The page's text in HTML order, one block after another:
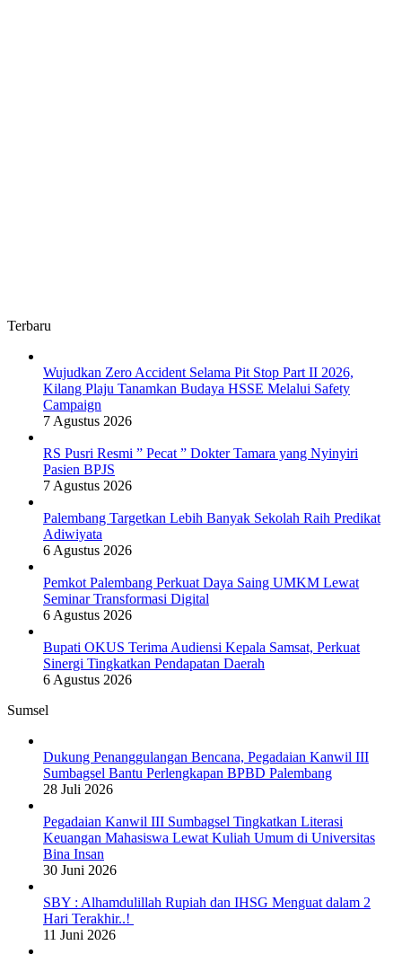
Terbaru
Wujudkan Zero Accident Selama Pit Stop Part II 2026,
Kilang Plaju Tanamkan Budaya HSSE Melalui Safety
Campaign
7 Agustus 2026
RS Pusri Resmi ” Pecat ” Dokter Tamara yang Nyinyiri
Pasien BPJS
7 Agustus 2026
Palembang Targetkan Lebih Banyak Sekolah Raih Predikat
Adiwiyata
6 Agustus 2026
Pemkot Palembang Perkuat Daya Saing UMKM Lewat
Seminar Transformasi Digital
6 Agustus 2026
Bupati OKUS Terima Audiensi Kepala Samsat, Perkuat
Sinergi Tingkatkan Pendapatan Daerah
6 Agustus 2026
Sumsel
Dukung Penanggulangan Bencana, Pegadaian Kanwil III
Sumbagsel Bantu Perlengkapan BPBD Palembang
28 Juli 2026
Pegadaian Kanwil III Sumbagsel Tingkatkan Literasi
Keuangan Mahasiswa Lewat Kuliah Umum di Universitas
Bina Insan
30 Juni 2026
SBY : Alhamdulillah Rupiah dan IHSG Menguat dalam 2
Hari Terakhir..!
11 Juni 2026